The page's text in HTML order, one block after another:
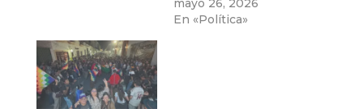
mayo 26, 2026
En «Política»